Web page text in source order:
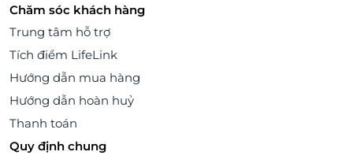
Chăm sóc khách hàng
Trung tâm hỗ trợ
Tích điểm LifeLink
Hướng dẫn mua hàng
Hướng dẫn hoàn huỷ
Thanh toán
Quy định chung